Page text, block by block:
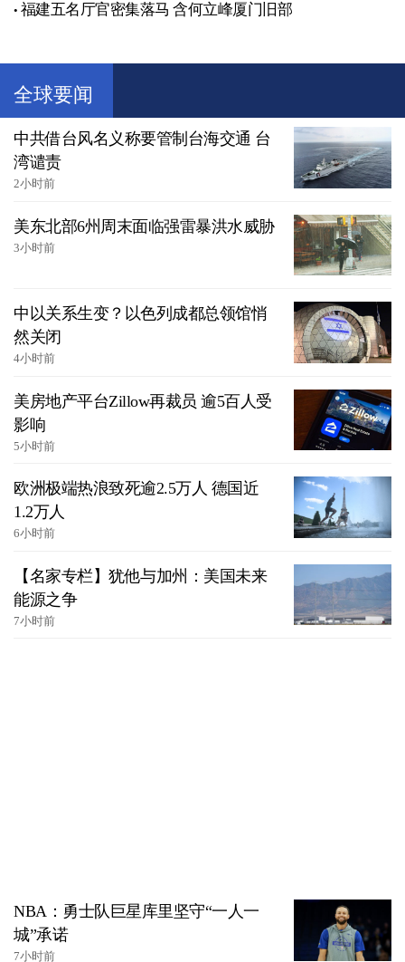
福建五名厅官密集落马 含何立峰厦门旧部
全球要闻
中共借台风名义称要管制台海交通 台
湾谴责
2小时前
美东北部6州周末面临强雷暴洪水威胁
3小时前
中以关系生变？以色列成都总领馆悄
然关闭
4小时前
美房地产平台Zillow再裁员 逾5百人受
影响
5小时前
欧洲极端热浪致死逾2.5万人 德国近
1.2万人
6小时前
【名家专栏】犹他与加州：美国未来
能源之争
7小时前
NBA：勇士队巨星库里坚守“一人一
城”承诺
7小时前